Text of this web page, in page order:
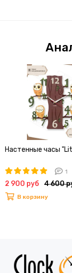
Настенные часы
1
2 900 руб 4 600
В корзину